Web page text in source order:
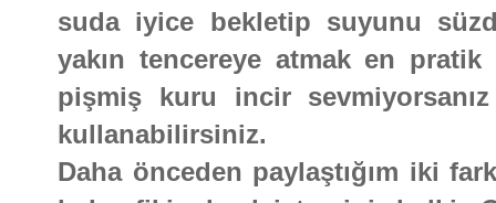
suda iyice bekletip suyunu
yakın tencereye atmak en
pişmiş kuru incir
kullanabilirsiniz.
Daha önceden paylaştığım iki